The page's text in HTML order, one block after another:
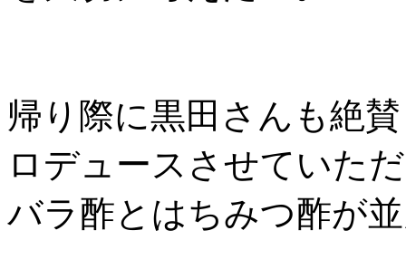
帰り際に黒田さんも絶
ロデュースさせていた
バラ酢とはちみつ酢が